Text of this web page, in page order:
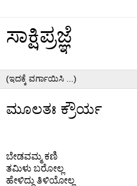
ಸಾಕ್ಷಿಪ್ರಜ್ಞೆ
ಮೂಲತಃ ಕ್ರೌರ್ಯ
ಬೇಡವಮ್ಮ ಕಣಿ
ತಮಿಳು ಬರೋಲ್ಲ
ಹೇಳಿದ್ದು ತಿಳಿಯೋಲ್ಲ